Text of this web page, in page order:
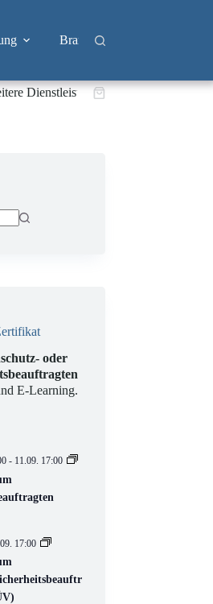
Branchen
DienstleistungenWarenkorb
oder
E-Learning.
- 11.09. 17:00
17:00